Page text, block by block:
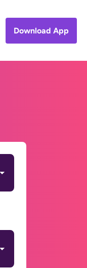
Download App